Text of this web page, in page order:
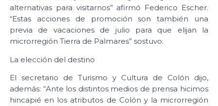
alternativas para visitarnos” afirmó Federico Escher.
“Estas acciones de promoción son también una
previa de vacaciones de julio para que elijan la
microrregión Tierra de Palmares” sostuvo.
La elección del destino
El secretario de Turismo y Cultura de Colón dijo,
además: “Ante los distintos medios de prensa hicimos
hincapié en los atributos de Colón y la microrregión